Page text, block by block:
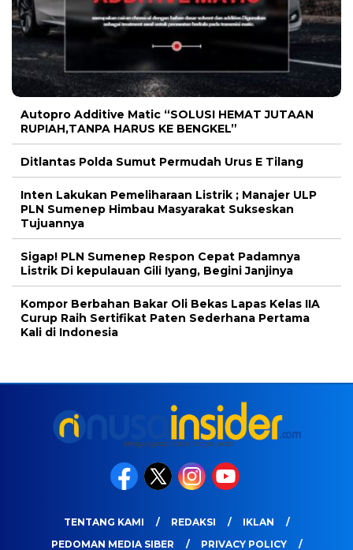
Autopro Additive Matic “SOLUSI HEMAT JUTAAN
RUPIAH,TANPA HARUS KE BENGKEL”
Ditlantas Polda Sumut Permudah Urus E Tilang
Inten Lakukan Pemeliharaan Listrik ; Manajer ULP
PLN Sumenep Himbau Masyarakat Sukseskan
Tujuannya
Sigap! PLN Sumenep Respon Cepat Padamnya
Listrik Di kepulauan Gili Iyang, Begini Janjinya
Kompor Berbahan Bakar Oli Bekas Lapas Kelas IIA
Curup Raih Sertifikat Paten Sederhana Pertama
Kali di Indonesia
TENTANG KAMI REDAKSI
IKLAN
PEDOMAN MEDIA SIBER
PRIVACY POLICY